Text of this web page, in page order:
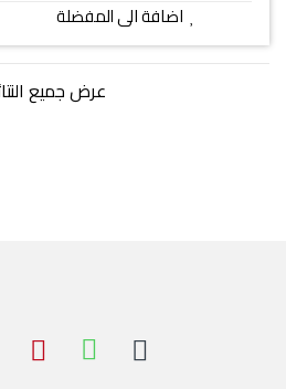
اضافة الى المفضلة
عرض جميع